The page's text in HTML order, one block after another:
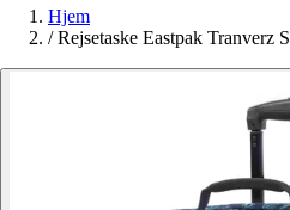
Hjem
/ Rejsetaske Eastpak Tranverz S